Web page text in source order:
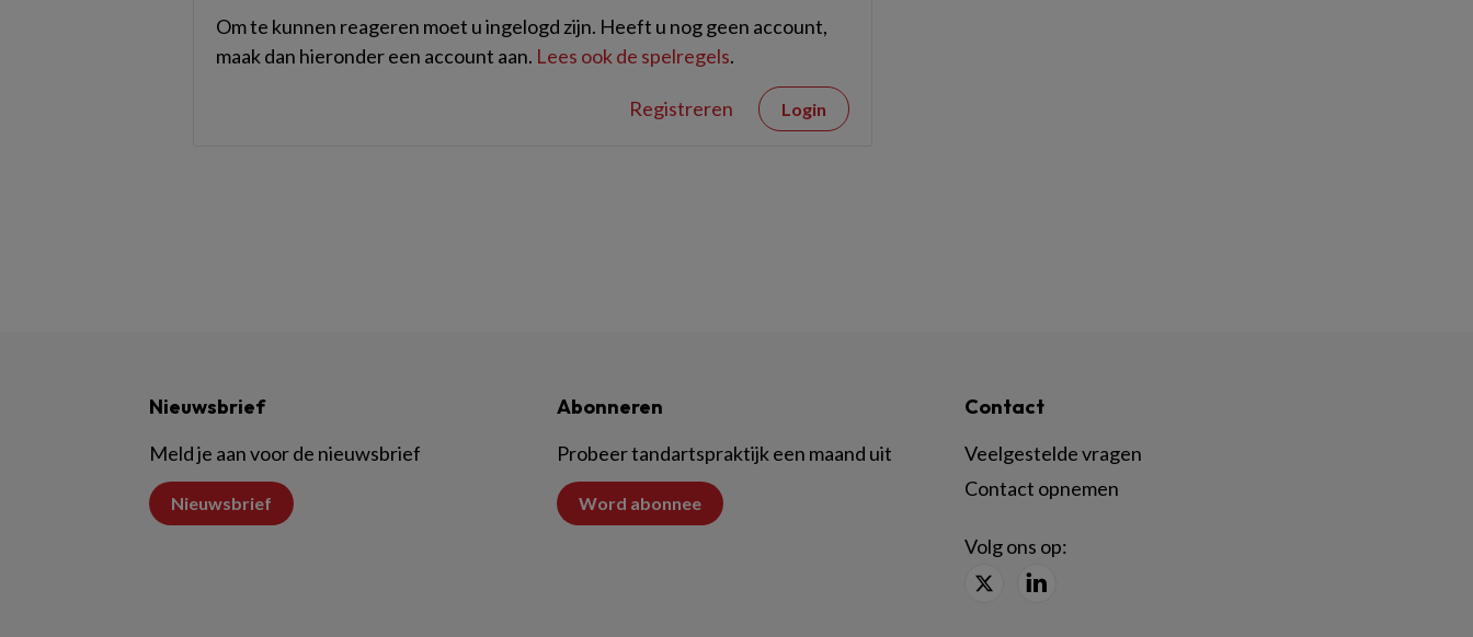
Om te kunnen reageren moet u ingelogd zijn. Heeft u nog geen account,
maak dan hieronder een account aan. Lees ook de spelregels.
Registreren Login
Nieuwsbrief
Meld je aan voor de nieuwsbrief
Nieuwsbrief
Abonneren
Probeer tandartspraktijk een maand uit
Word abonnee
Contact
Veelgestelde vragen
Contact opnemen
Volg ons op: